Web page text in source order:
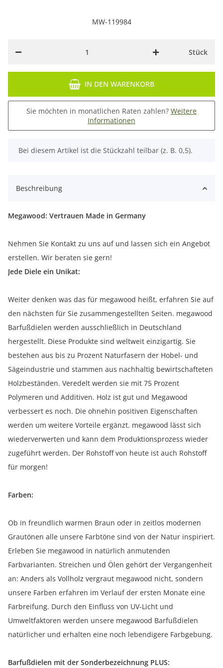
MW-119984
Stück
IN DEN WARENKORB
Sie möchten in monatlichen Raten zahlen? Weitere
Informationen
x
Bei diesem Artikel ist die Stückzahl teilbar (z. B. 0,5).
Beschreibung
Megawood: Vertrauen Made in Germany
Nehmen Sie Kontakt zu uns auf und lassen sich ein Angebot
erstellen. Wir beraten sie gern!
Jede Diele ein Unikat:
Weiter denken was das für megawood heißt, erfahren Sie auf
den nächsten für Sie zusammengestellten Seiten. megawood
Barfußdielen werden ausschließlich in Deutschland
hergestellt. Diese Produkte sind weltweit einzigartig. Sie
bestehen aus bis zu Prozent Naturfasern der Hobel- und
Sägeindustrie und stammen aus nachhaltig bewirtschafteten
Holzbeständen. Veredelt werden sie mit 75 Prozent
Polymeren und Additiven. Holz ist gut und Megawood
verbessert es noch. Die ohnehin positiven Eigenschaften
werden um weitere Vorteile ergänzt. megawood lässt sich
wiederverwerten und kann dem Produktionsprozess wieder
zugeführt werden. Der Rohstoff von heute ist auch Rohstoff
für morgen!
Farben:
Ob in freundlich warmen Braun oder in zeitlos modernen
Grautönen alle unsere Farbtöne sind von der Natur inspiriert.
Erleben Sie megawood in natürlich anmutenden
Farbvarianten. Streichen und Ölen gehört der Vergangenheit
an: Anders als Vollholz vergraut megawood nicht, sondern
unsere Farben erfahren im Verlauf der ersten Monate eine
Farbreifung. Durch den Einfluss von UV-Licht und
Umweltfaktoren werden unsere megawood Barfußdielen
natürlicher und erhalten eine noch lebendigere Farbgebung.
Barfußdielen mit der Sonderbezeichnung PLUS: